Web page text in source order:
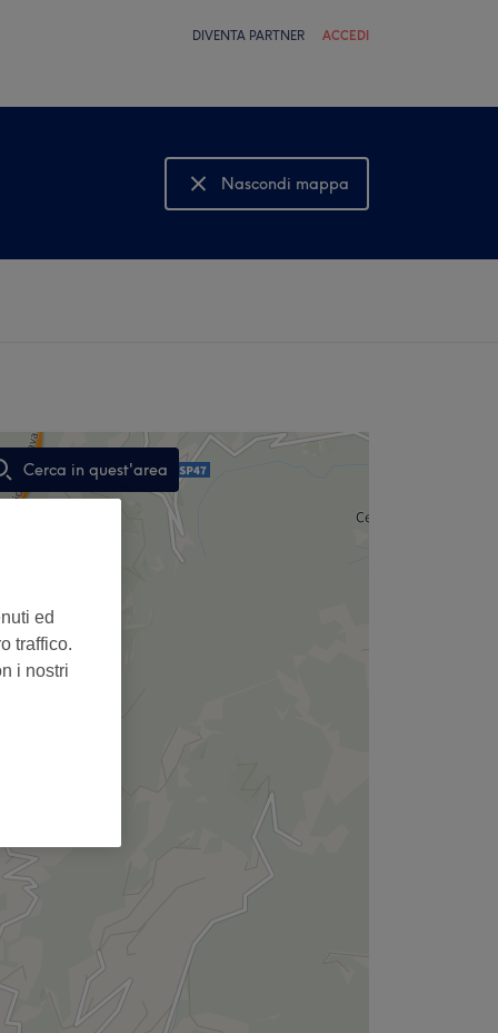
DIVENTA PARTNER ACCEDI
Nascondi mappa
Mostra mappa
Cerca in quest'area
,
ed
traffico.
i nostri